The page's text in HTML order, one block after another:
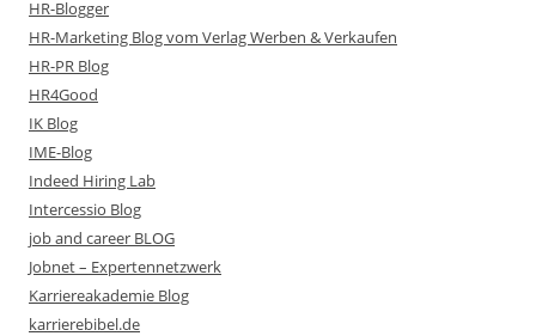
HR-Blogger
HR-Marketing Blog vom Verlag Werben & Verkaufen
HR-PR Blog
HR4Good
IK Blog
IME-Blog
Indeed Hiring Lab
Intercessio Blog
job and career BLOG
Jobnet – Expertennetzwerk
Karriereakademie Blog
karrierebibel.de